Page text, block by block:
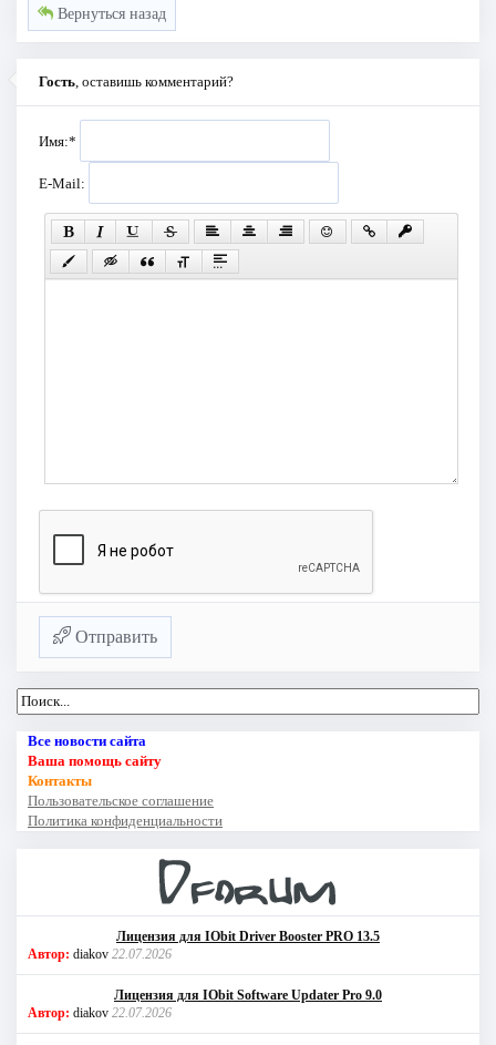
Вернуться назад
Гость, оставишь комментарий?
Имя:*
E-Mail:
Отправить
Все новости сайта
Ваша помощь сайту
Контакты
Пользовательское соглашение
Политика конфиденциальности
Лицензия для IObit Driver Booster PRO 13.5
Автор: diakov 22.07.2026
Лицензия для IObit Software Updater Pro 9.0
Автор: diakov 22.07.2026